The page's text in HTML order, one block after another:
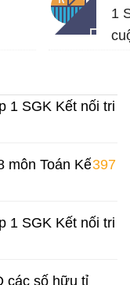
1
1 SGK Kết nối tri
môn Toán Kết397
1 SGK Kết nối tri
các số hữu tỉ